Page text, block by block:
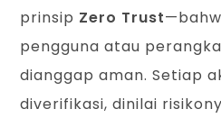
prinsip Zero Trust
pengguna atau
dianggap aman. Setiap
diverifikasi, dinilai